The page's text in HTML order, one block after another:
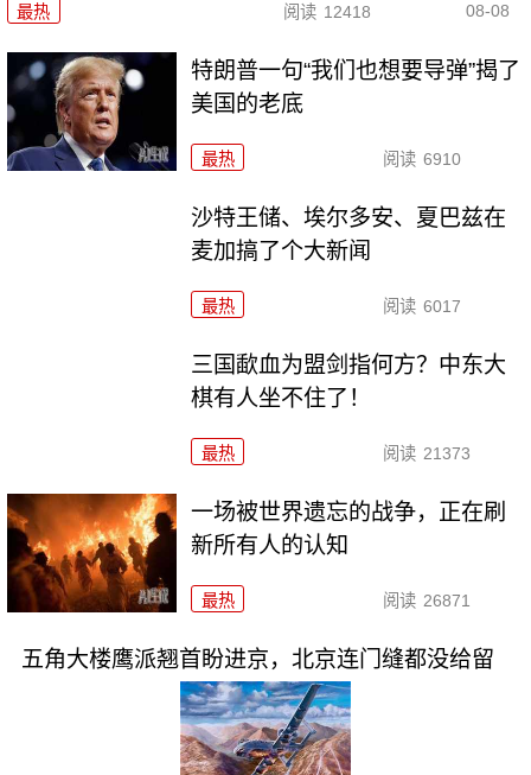
最热 阅读 12418 08-08
特朗普一句“我们也想要导弹”揭了
美国的老底
最热 阅读 6910
沙特王储、埃尔多安、夏巴兹在
麦加搞了个大新闻
最热 阅读 6017
三国歃血为盟剑指何方？中东大
棋有人坐不住了！
最热 阅读 21373
一场被世界遗忘的战争，正在刷
新所有人的认知
最热 阅读 26871
五角大楼鹰派翘首盼进京，北京连门缝都没给留